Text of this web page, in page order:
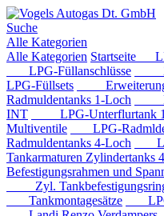
Suche
Alle Kategorien
Alle Kategorien Startseite
LPG-Füllanschlüsse
LPG-Füllsets
Radmuldentanks 1-Loch
INT
LPG-Unterflurtank
Multiventile
LPG-
Radmuldentanks 4-Loch
Tankarmaturen Zylindertanks
Befestigungsrahmen und
Zyl.
Tankmontagesätze